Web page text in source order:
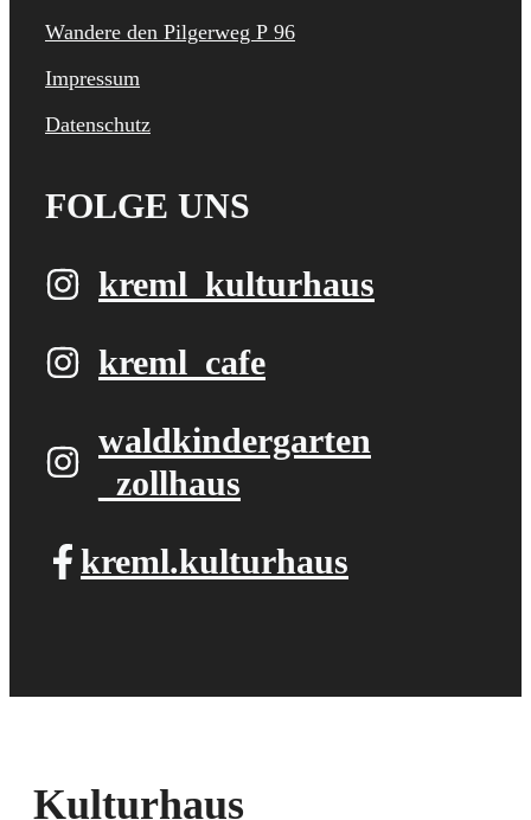
Wandere den Pilgerweg P 96
Impressum
Datenschutz
FOLGE UNS
kreml_kulturhaus
kreml_cafe
waldkindergarten​
_zollhaus
kreml.kulturhaus
Kulturhaus